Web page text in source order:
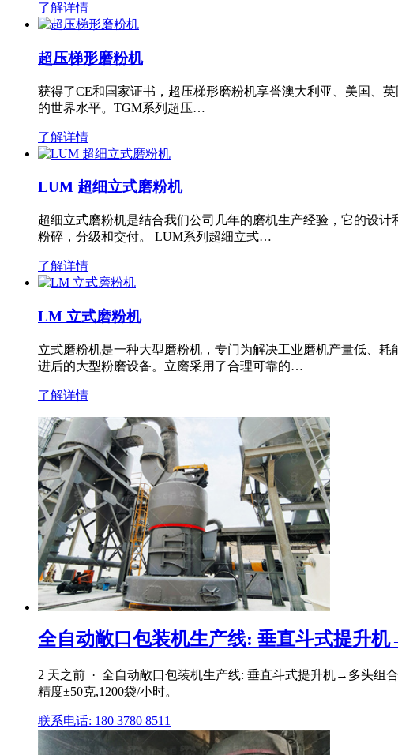
了解详情
超压梯形磨粉机
获得了CE和国家证书，超压梯形磨粉机享誉澳大利亚、美国、
的世界水平。TGM系列超压…
了解详情
LUM 超细立式磨粉机
超细立式磨粉机是结合我们公司几年的磨机生产经验，它的设
粉碎，分级和交付。 LUM系列超细立式…
了解详情
LM 立式磨粉机
立式磨粉机是一种大型磨粉机，专门为解决工业磨机产量低、
进后的大型粉磨设备。立磨采用了合理可靠的…
了解详情
全自动敞口包装机生产线: 垂直斗式提升
2 天之前 · 全自动敞口包装机生产线: 垂直斗式提升机→多头
精度±50克,1200袋/小时。
联系电话: 180 3780 8511